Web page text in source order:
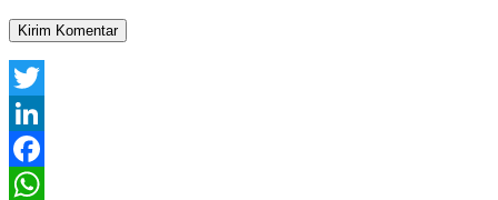
Twitter
LinkedIn
Facebook